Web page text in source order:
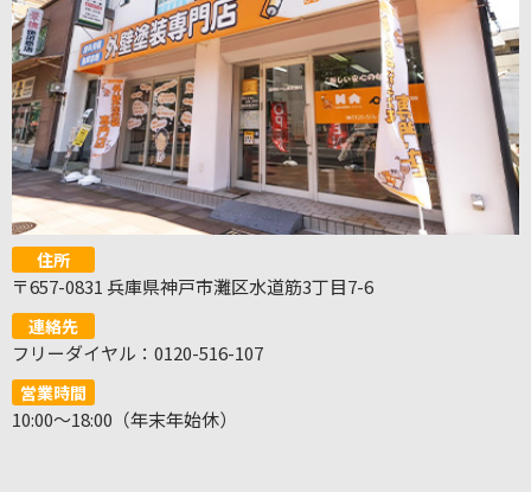
住所
〒657-0831 兵庫県神戸市灘区水道筋3丁目7-6
連絡先
フリーダイヤル：0120-516-107
営業時間
10:00～18:00（年末年始休）